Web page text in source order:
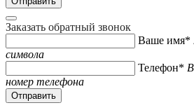
Заказать обратный звонок
Ваше имя*
символа
Телефон*
номер телефона